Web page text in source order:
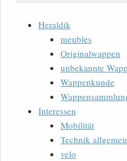
Heraldik
meubles
Originalwappen
unbekannte
Wappenkunde
Interessen
Mobilität
Technik
velo